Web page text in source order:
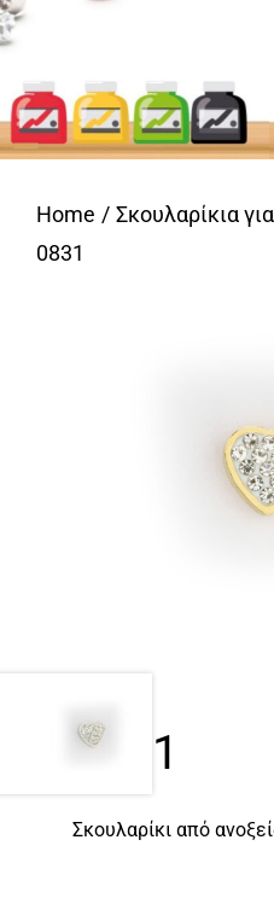
Home
Σκουλαρίκια
0831
0831
Σκουλαρίκι από